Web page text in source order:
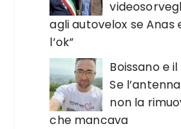
agli autovelox se
l’ok”
Boissano e
Se
non la
che mancava